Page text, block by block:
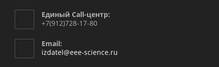
Единый Call-центр:
+7(912)728-17-80
Email:
izdatel@eee-science.ru